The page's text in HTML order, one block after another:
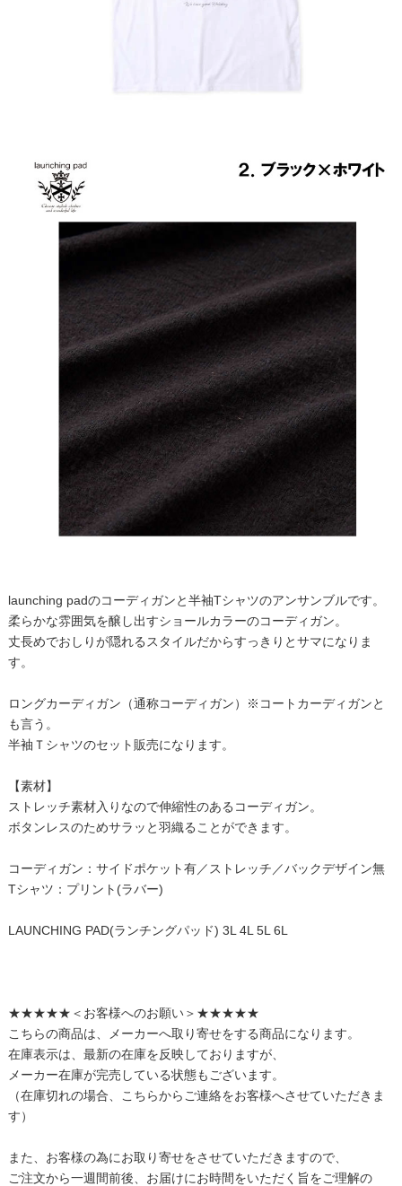
launching padのコーディガンと半袖Tシャツのアンサンブルです。
柔らかな雰囲気を醸し出すショールカラーのコーディガン。
丈長めでおしりが隠れるスタイルだからすっきりとサマになりま
す。
ロングカーディガン（通称コーディガン）※コートカーディガンと
も言う。
半袖Ｔシャツのセット販売になります。
【素材】
ストレッチ素材入りなので伸縮性のあるコーディガン。
ボタンレスのためサラッと羽織ることができます。
コーディガン：サイドポケット有／ストレッチ／バックデザイン無
Tシャツ：プリント(ラバー)
LAUNCHING PAD(ランチングパッド) 3L 4L 5L 6L
★★★★★＜お客様へのお願い＞★★★★★
こちらの商品は、メーカーへ取り寄せをする商品になります。
在庫表示は、最新の在庫を反映しておりますが、
メーカー在庫が完売している状態もございます。
（在庫切れの場合、こちらからご連絡をお客様へさせていただきま
す）
また、お客様の為にお取り寄せをさせていただきますので、
ご注文から一週間前後、お届けにお時間をいただく旨をご理解の